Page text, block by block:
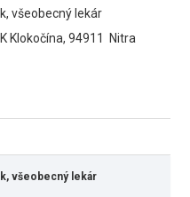
všeobecný lekár
Klokočína, 94911 Nitra
všeobecný lekár